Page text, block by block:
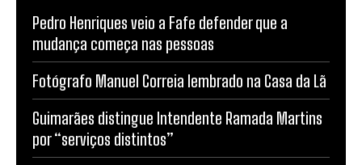
Pedro Henriques veio a Fafe defender que a
mudança começa nas pessoas
Fotógrafo Manuel Correia lembrado na Casa da Lã
Guimarães distingue Intendente Ramada Martins
por “serviços distintos”